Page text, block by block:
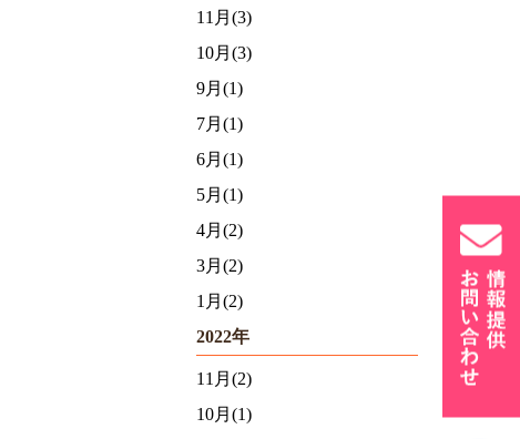
11月(3)
10月(3)
9月(1)
7月(1)
6月(1)
5月(1)
4月(2)
3月(2)
1月(2)
2022年
11月(2)
10月(1)